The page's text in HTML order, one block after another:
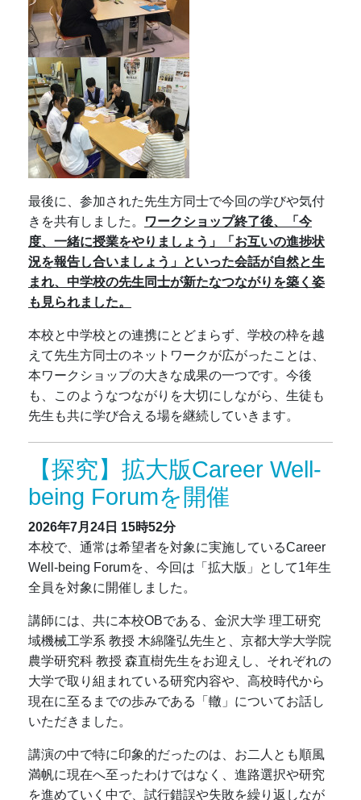
最後に、参加された先生方同士で今回の学びや気付
きを共有しました。
ワークショップ終了後、「今
度、一緒に授業をやりましょう」「お互いの進捗状
況を報告し合いましょう」といった会話が自然と生
まれ、中学校の先生同士が新たなつながりを築く姿
も見られました。
本校と中学校との連携にとどまらず、学校の枠を越
えて先生方同士のネットワークが広がったことは、
本ワークショップの大きな成果の一つです。今後
も、このようなつながりを大切にしながら、生徒も
先生も共に学び合える場を継続していきます。
【探究】拡大版Career Well-
being Forumを開催
2026年7月24日 15時52分
本校で、通常は希望者を対象に実施しているCareer
Well-being Forumを、今回は「拡大版」として1年生
全員を対象に開催しました。
講師には、共に本校OBである、金沢大学 理工研究
域機械工学系 教授 木綿隆弘先生と、京都大学大学院
農学研究科 教授 森直樹先生をお迎えし、それぞれの
大学で取り組まれている研究内容や、高校時代から
現在に至るまでの歩みである「轍」についてお話し
いただきました。
講演の中で特に印象的だったのは、お二人とも順風
満帆に現在へ至ったわけではなく、進路選択や研究
を進めていく中で、試行錯誤や失敗を繰り返しなが